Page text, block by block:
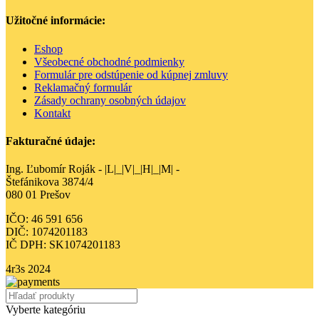
Užitočné informácie:
Eshop
Všeobecné obchodné podmienky
Formulár pre odstúpenie od kúpnej zmluvy
Reklamačný formulár
Zásady ochrany osobných údajov
Kontakt
Fakturačné údaje:
Ing. Ľubomír Roják - |L|_|V|_|H|_|M| -
Štefánikova 3874/4
080 01 Prešov
IČO: 46 591 656
DIČ: 1074201183
IČ DPH: SK1074201183
4r3s 2024
Vyberte kategóriu